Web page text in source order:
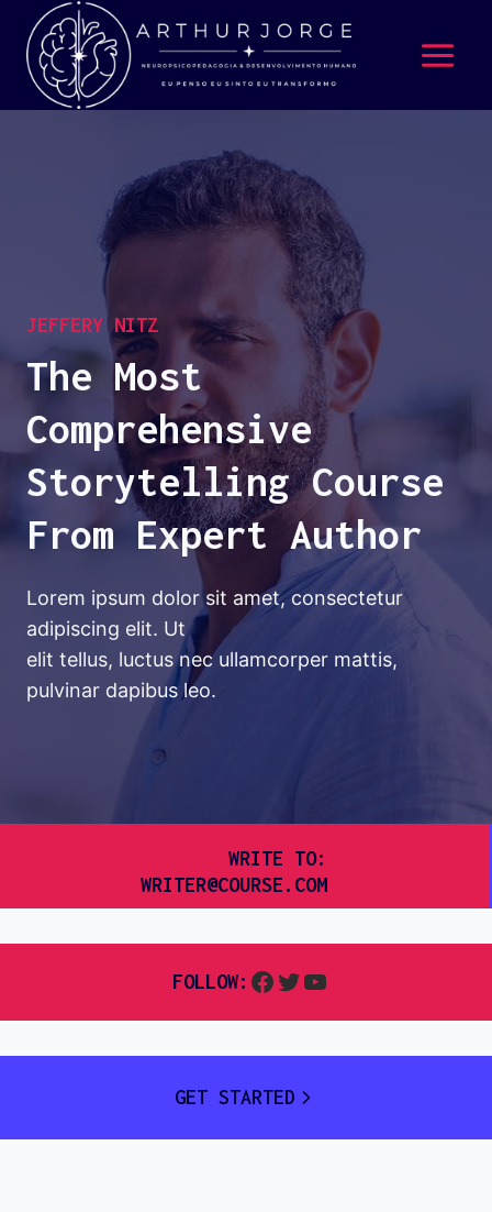
JEFFERY NITZ
The Most
Comprehensive
Storytelling Course
From Expert Author
Lorem ipsum dolor sit amet, consectetur
adipiscing elit. Ut
elit tellus, luctus nec ullamcorper mattis,
pulvinar dapibus leo.
WRITE TO:
WRITER@COURSE.COM
FOLLOW:
GET STARTED